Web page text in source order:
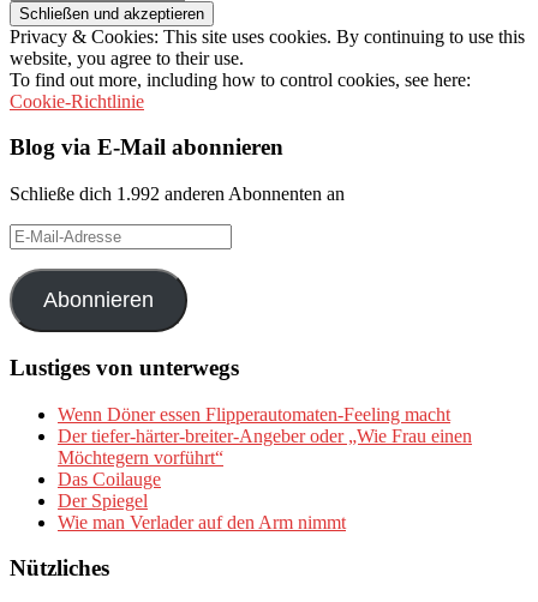
Privacy & Cookies: This site uses cookies. By continuing to use this
website, you agree to their use.
To find out more, including how to control cookies, see here:
Cookie-Richtlinie
Blog via E-Mail abonnieren
Schließe dich 1.992 anderen Abonnenten an
E-
Mail-
Adresse
Abonnieren
Lustiges von unterwegs
Wenn Döner essen Flipperautomaten-Feeling macht
Der tiefer-härter-breiter-Angeber oder „Wie Frau einen
Möchtegern vorführt“
Das Coilauge
Der Spiegel
Wie man Verlader auf den Arm nimmt
Nützliches